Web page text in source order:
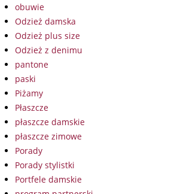
obuwie
Odzież damska
Odzież plus size
Odzież z denimu
pantone
paski
Piżamy
Płaszcze
płaszcze damskie
płaszcze zimowe
Porady
Porady stylistki
Portfele damskie